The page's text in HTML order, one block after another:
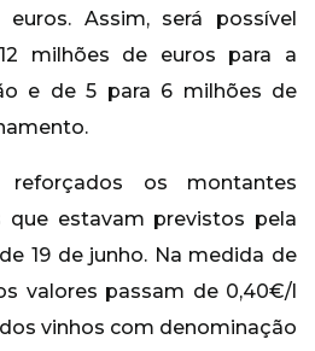
Assim, será possível
milhões de euros para a
e de 5 para 6 milhões de
os montantes
que estavam previstos pela
19 de junho. Na medida de
valores passam de 0,40€/l
vinhos com denominação